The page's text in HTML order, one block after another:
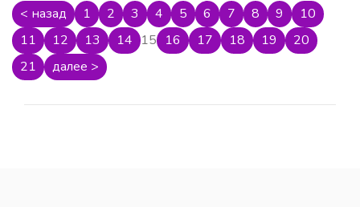
< назад 1 2 3 4 5 6 7 8 9
10
11
12 13 14 15 16 17 18 19
20
21
далее >